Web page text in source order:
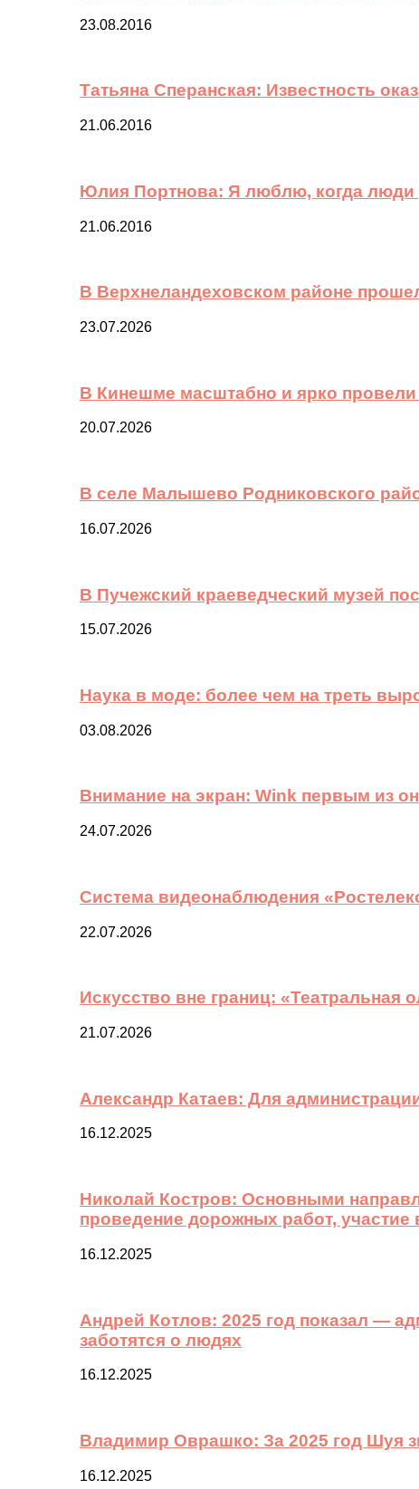
23.08.2016
Татьяна Сперанская: Известность
21.06.2016
Юлия Портнова: Я люблю, когда люди
21.06.2016
В Верхнеландеховском районе
23.07.2026
В Кинешме масштабно и ярко
20.07.2026
В селе Малышево Родниковского
16.07.2026
В Пучежский краеведческий музей
15.07.2026
Наука в моде: более чем на треть
03.08.2026
Внимание на экран: Wink первым из
24.07.2026
Система видеонаблюдения
22.07.2026
Искусство вне границ: «Театральная
21.07.2026
Александр Катаев: Для
16.12.2025
Николай Костров: Основными
проведение дорожных работ,
16.12.2025
Андрей Котлов: 2025 год показал —
заботятся о людях
16.12.2025
Владимир Оврашко: За 2025 год Шуя
16.12.2025